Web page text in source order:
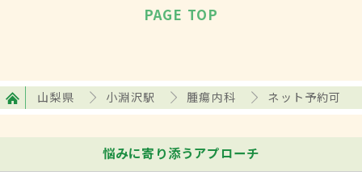
PAGE TOP
山梨県 小淵沢駅 腫瘍内科 ネット予約可
悩みに寄り添うアプローチ